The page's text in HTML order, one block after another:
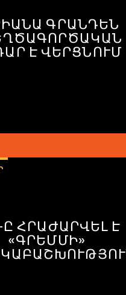
ԳՐԱՆԴԵՆ
Է ՎԵՐՑՆՈՒՄ
Ը ՀՐԱԺԱՐՎԵԼ Է
«ԳՐԵՄՄԻ»